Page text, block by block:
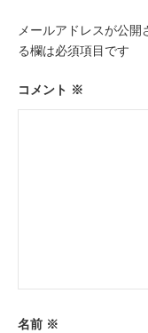
シ
ョ
ン
メールアドレスが公開
る欄は必須項目です
コメント ※
名前 ※